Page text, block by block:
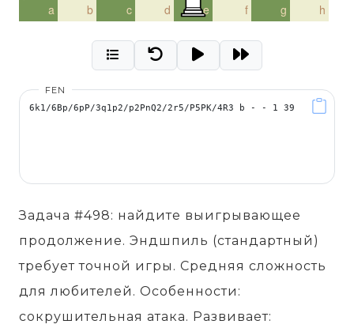
a
b
c d e f g h
FEN
Задача #498: найдите выигрывающее
продолжение. Эндшпиль (стандартный)
требует точной игры. Средняя сложность
для любителей. Особенности:
сокрушительная атака. Развивает: